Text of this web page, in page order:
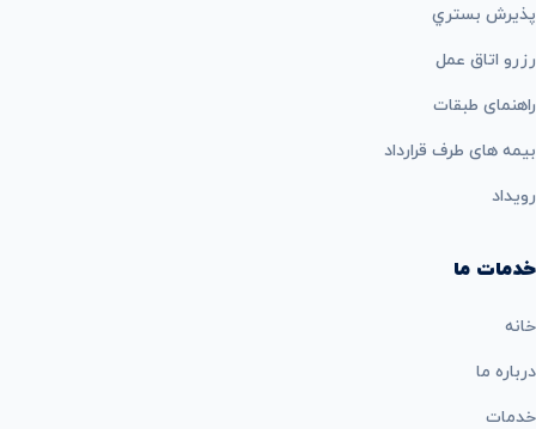
پذيرش بستري
رزرو اتاق عمل
راهنمای طبقات
بيمه های طرف قرارداد
رویداد
خدمات ما
خانه
درباره ما
خدمات